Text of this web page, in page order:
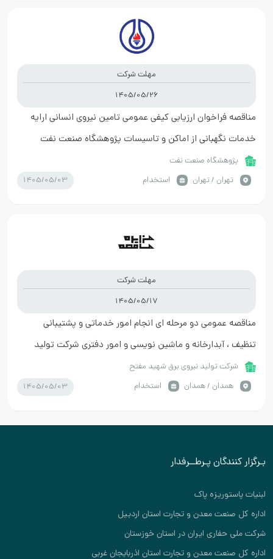
مهلت شرکت
1405/05/26
مناقصه فراخوان ارزیابی کیفی عمومی تامین نیروی انسانی ارایه
خدمات نگهبانی از اماکن و تاسیسات پژوهشگاه صنعت نفت
پژوهشگاه صنعت نفت
تهران / تهران
استخدام 1405/05/03
مهلت شرکت
1405/05/17
مناقصه عمومی دو مرحله ای انجام امور خدماتی و پشتیبانی
تنظیف ، آبدارخانه و ماشین نویسی و امور دفتری شرکت تولید
نیروی برق شهید مفتح
شرکت تولید نیروی برق شهید مفتح
همدان / همدان
استخدام 1405/05/03
بـرگزار کنندگان پـرطــرفدار
لبنیات پاستوریزه پاک
اداره کل صنعت معدن و تجارت استان اردبیل
شرکت ملی حفاری ایران در استان خوزستان
اداره کل صنعت معدن و تجارت استان اذربایجان غربی